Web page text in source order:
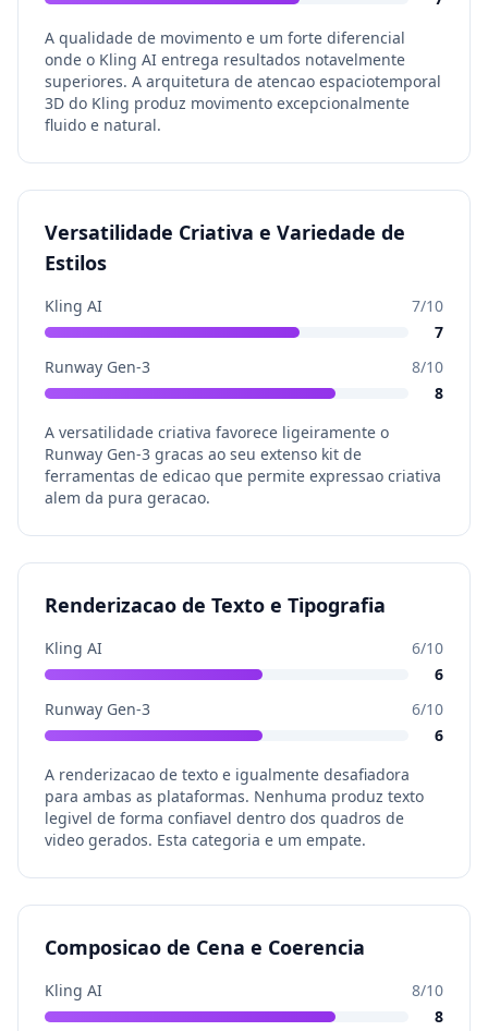
A qualidade de movimento e um forte diferencial
onde o Kling AI entrega resultados notavelmente
superiores. A arquitetura de atencao espaciotemporal
3D do Kling produz movimento excepcionalmente
fluido e natural.
Versatilidade Criativa e Variedade de
Estilos
Kling AI 7/10
7
Runway Gen-3
8/10
8
A versatilidade criativa favorece ligeiramente o
Runway Gen-3 gracas ao seu extenso kit de
ferramentas de edicao que permite expressao criativa
alem da pura geracao.
Renderizacao de Texto e Tipografia
Kling AI 6/10
6
Runway Gen-3
6/10
6
A renderizacao de texto e igualmente desafiadora
para ambas as plataformas. Nenhuma produz texto
legivel de forma confiavel dentro dos quadros de
video gerados. Esta categoria e um empate.
Composicao de Cena e Coerencia
Kling AI 8/10
8